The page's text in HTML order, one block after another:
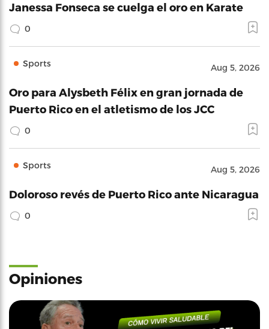
Janessa Fonseca se cuelga el oro en Karate
0
Sports Aug 5, 2026
Oro para Alysbeth Félix en gran jornada de
Puerto Rico en el atletismo de los JCC
0
Sports Aug 5, 2026
Doloroso revés de Puerto Rico ante Nicaragua
0
Opiniones